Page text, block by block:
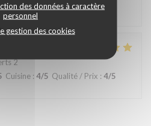
des données à caractère
personnel
gestion des cookies
2
Cuisine : 4/5 Qualité / Prix : 4/5